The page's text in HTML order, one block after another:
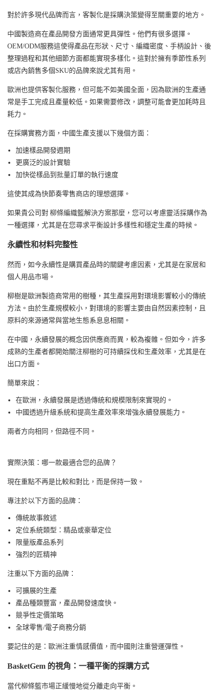
對於許多現代品牌而言，客製化是採購決策變得至關重要的地方。
中國製造商在產品開發方面通常更具彈性。 他們有很多選擇。
OEM/ODM服務這使得產品在形狀、尺寸、編織密度、手柄設計、後
整理過程和其他細節方面都能實現多樣化。這對於擁有季節性系列
或店內銷售多個SKU的品牌來說尤其有用。
歐洲也提供客製化服務，但可能不如美國全面，因為歐洲的生產通
常是手工完成且產量較低。如果需要修改，調整可能會更加耗時且
耗力。
在採購實務方面，中國生產支援以下幾個方面：
加速樣品開發週期
更廣泛的設計實驗
加快從樣品到批量訂單的執行速度
這使其成為快節奏零售商店的理想選擇。
如果貴公司對柳條編織籃解決方案那麼，您可以考慮靈活採購作為
一種選擇，尤其是在您尋求平衡設計多樣性和穩定生產的時候。
永續性和材料完整性
然而，如今永續性是購買產品時的關鍵考慮因素，尤其是在家居和
個人用品市場。
柳樹是歐洲製造商常用的樹種，其生產採用對環境影響較小的傳統
方法。由於生產規模較小，對環境的影響主要由自然因素控制，且
原料的來源通常與當地生態系息息相關。
在中國，永續發展的概念因供應商而異，較為複雜。但如今，許多
成熟的生產者都開始關注柳樹的可持續採伐和生產效率，尤其是在
出口方面。
簡單來說：
在歐洲，永續發展是透過傳統和規模限制來實現的。
中國透過升級系統和提高生產效率來增強永續發展能力。
兩者方向相同，但路徑不同。
實際決策：哪一款最適合您的品牌？
現在重點不再是比較和對比，而是保持一致。
專注於以下方面的品牌：
傳統故事敘述
定位系統類型：精品或豪華定位
限量版產品系列
強烈的匠精神
注重以下方面的品牌：
可擴展的生產
產品種類豐富，產品開發速度快。
競爭性定價策略
全球零售/電子商務分銷
要記住的是： 歐洲注重情感價值，而中國則注重營運彈性。
BasketGem 的視角：一種平衡的採購方式
當代柳條籃市場正緩慢地從分離走向平衡。